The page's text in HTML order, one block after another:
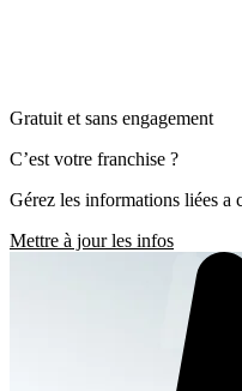
Gratuit et sans engagement
C’est votre franchise ?
Gérez les informations liées a
Mettre à jour les infos